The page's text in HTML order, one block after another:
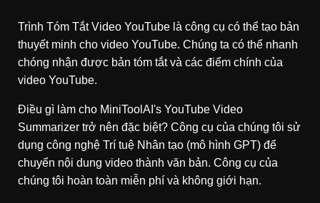
Trình Tóm Tắt Video YouTube là công cụ có thể tạo bản
thuyết minh cho video YouTube. Chúng ta có thể nhanh
chóng nhận được bản tóm tắt và các điểm chính của
video YouTube.
Điều gì làm cho MiniToolAI's YouTube Video
Summarizer trở nên đặc biệt? Công cụ của chúng tôi sử
dụng công nghệ Trí tuệ Nhân tạo (mô hình GPT) để
chuyển nội dung video thành văn bản. Công cụ của
chúng tôi hoàn toàn miễn phí và không giới hạn.